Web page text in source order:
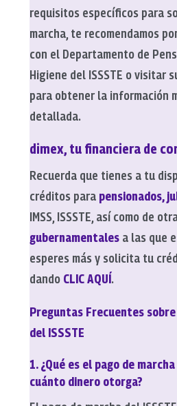
requisitos específicos para
marcha, te recomendamos
con el Departamento de
Higiene del ISSSTE o visitar
para obtener la información
detallada.
dimex, tu financiera de
Recuerda que tienes a tu
créditos para pensionados,
IMSS, ISSSTE, así como de
gubernamentalesa las que
esperes más y solicita tu
dando CLIC AQUÍ.
Preguntas Frecuentes
del ISSSTE
1. ¿Qué es el pago de
cuánto dinero otorga?